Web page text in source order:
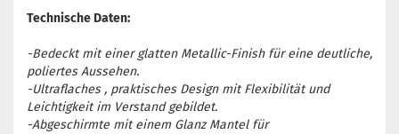
Technische Daten:
-Bedeckt mit einer glatten Metallic-Finish für eine deutliche,
poliertes Aussehen.
-Ultraflaches , praktisches Design mit Flexibilität und
Leichtigkeit im Verstand gebildet.
-Abgeschirmte mit einem Glanz Mantel für